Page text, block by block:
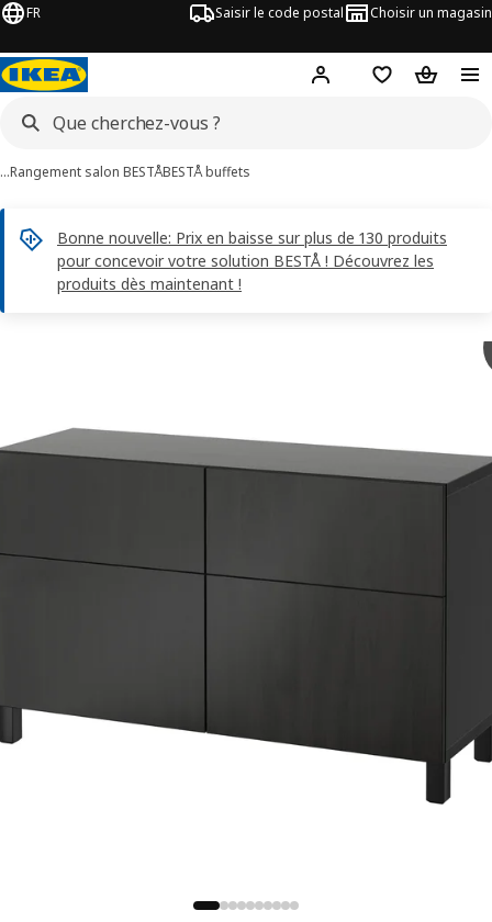
FR Saisir le code postal Choisir un magasin
Mon compteFavorisPanier
…Rangement salon BESTÅBESTÅ buffets
Bonne nouvelle: Prix en baisse sur plus de 130 produits
pour concevoir votre solution BESTÅ ! Découvrez les
produits dès maintenant !